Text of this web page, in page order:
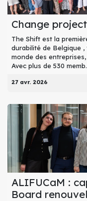
Change
The Shift est la
durabilité de Belgique
monde des
Avec plus de 530
27 avr. 2026
ALIFUCaM :
Board